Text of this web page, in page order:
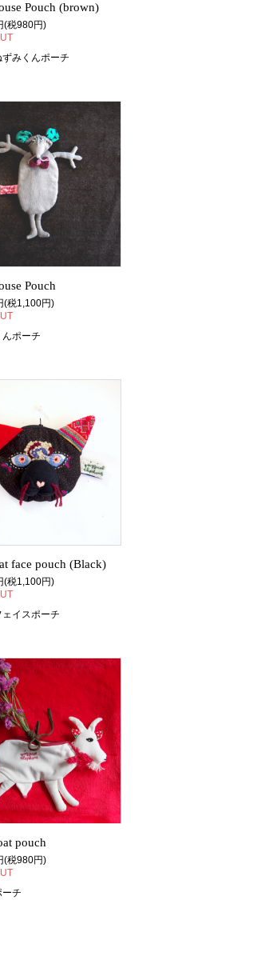
Pouch (brown)
(税980円)
みくんポーチ
Pouch
(税1,100円)
ポーチ
face pouch (Black)
(税1,100円)
イスポーチ
pouch
(税980円)
ーチ